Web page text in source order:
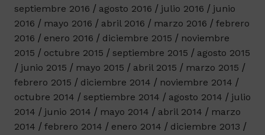
septiembre 2016
agosto 2016 julio 2016
junio
2016
mayo 2016 abril 2016 marzo 2016
febrero
2016
enero 2016 diciembre 2015
noviembre
2015
octubre 2015 septiembre 2015
agosto 2015
junio 2015
mayo 2015 abril 2015
marzo 2015
febrero 2015
diciembre 2014
noviembre 2014
octubre 2014
septiembre 2014 agosto 2014
julio
2014
junio 2014 mayo 2014 abril 2014
marzo
2014
febrero 2014 enero 2014
diciembre 2013